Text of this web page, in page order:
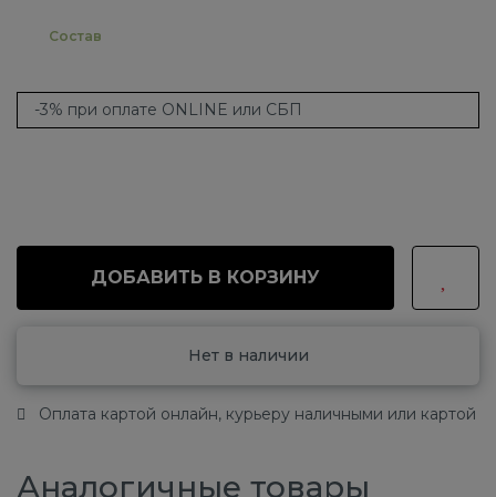
Состав
-3% при оплате ONLINE или СБП
ДОБАВИТЬ В КОРЗИНУ
Нет в наличии
Оплата картой онлайн, курьеру наличными или картой
Аналогичные товары